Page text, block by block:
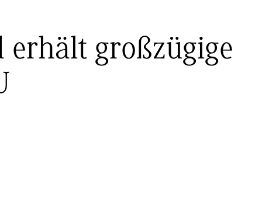
erhält großzügige